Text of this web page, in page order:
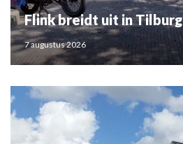
Flink breidt uit in Tilburg
7 augustus 2026